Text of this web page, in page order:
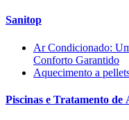
Sanitop
Ar Condicionado:
Conforto Garantido
Aquecimento a
Piscinas e Tratamento de